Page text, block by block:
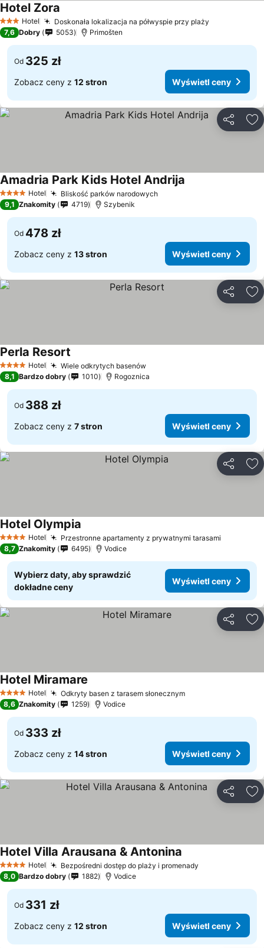
3 Kategoria
Hotel Doskonała lokalizacja na półwyspie przy plaży
Hotel Zora
7,6 Dobry 5053 Primošten
Od 325 zł
Zobacz ceny z 12 stron Wyświetl ceny
4 KategoriaHotel Bliskość parków narodowych
Amadria Park Kids Hotel Andrija
9,1 Znakomity 4719 Szybenik
Od 478 zł
Zobacz ceny z 13 stron Wyświetl ceny
4 KategoriaHotel Wiele odkrytych basenów
Perla Resort
8,1 Bardzo dobry 1010 Rogoznica
Od 388 zł
Zobacz ceny z 7 stron Wyświetl ceny
4 KategoriaHotel Przestronne apartamenty z prywatnymi tarasami
Hotel Olympia
8,7 Znakomity 6495 Vodice
Wybierz daty, aby sprawdzić
dokładne ceny
Wyświetl ceny
4 KategoriaHotel Odkryty basen z tarasem słonecznym
Hotel Miramare
8,6 Znakomity 1259 Vodice
Od 333 zł
Zobacz ceny z 14 stron Wyświetl ceny
4 KategoriaHotel Bezpośredni dostęp do plaży i promenady
Hotel Villa Arausana & Antonina
8,0 Bardzo dobry 1882 Vodice
Od 331 zł
Zobacz ceny z 12 stron Wyświetl ceny